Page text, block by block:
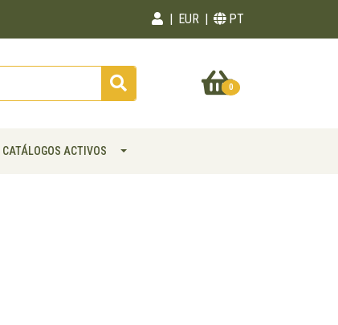
EUR PT
0
CATÁLOGOS ACTIVOS